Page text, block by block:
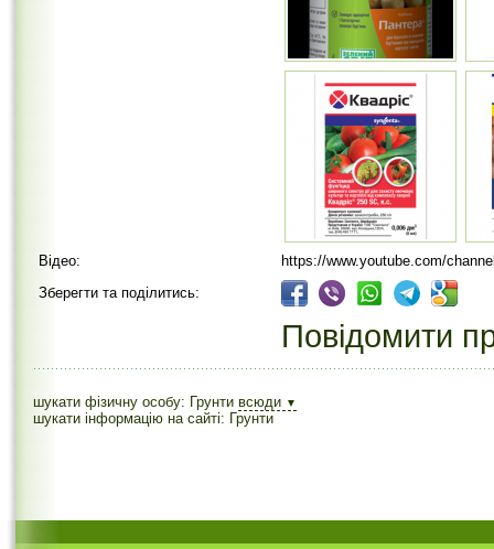
Відео:
https://www.youtube.com/
Зберегти та поділитись:
Повідомити
шукати фізичну особу: Грунти всюди ▼
шукати інформацію на сайті: Грунти